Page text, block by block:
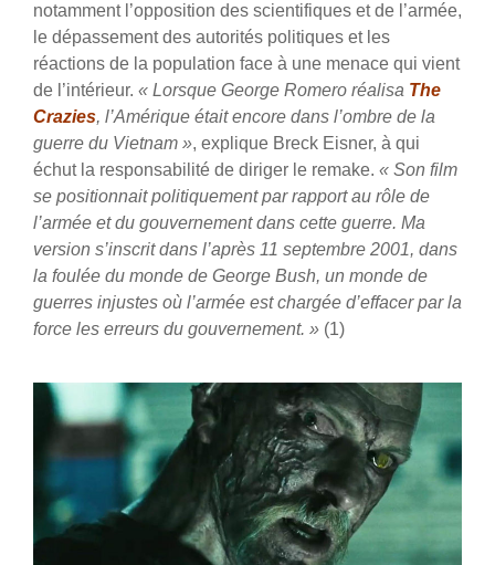
notamment l’opposition des scientifiques et de l’armée,
le dépassement des autorités politiques et les
réactions de la population face à une menace qui vient
de l’intérieur. « Lorsque George Romero réalisa The
Crazies, l’Amérique était encore dans l’ombre de la
guerre du Vietnam », explique Breck Eisner, à qui
échut la responsabilité de diriger le remake. « Son film
se positionnait politiquement par rapport au rôle de
l’armée et du gouvernement dans cette guerre. Ma
version s’inscrit dans l’après 11 septembre 2001, dans
la foulée du monde de George Bush, un monde de
guerres injustes où l’armée est chargée d’effacer par la
force les erreurs du gouvernement. » (1)